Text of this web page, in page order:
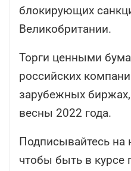
блокирующих
Великобритании.
Торги ценными
российских
зарубежных
весны 2022 года.
Подписывайтесь на
чтобы быть в курсе